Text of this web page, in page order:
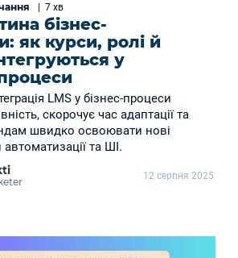
7 хв
бізнес-
як курси, ролі й
у
LMS у бізнес-процеси
скорочує час адаптації та
швидко освоювати нові
та ШІ.
12 серпня 2025